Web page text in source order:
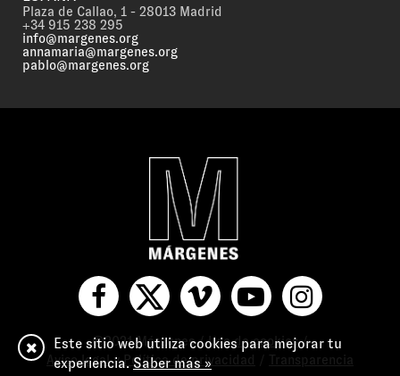
Plaza de Callao, 1 - 28013 Madrid
+34 915 238 295
info@margenes.org
annamaria@margenes.org
pablo@margenes.org
©2021 Márgenes /Uso de cookies/
Aviso legal y Política de privacidad
Transparencia
Este sitio web utiliza cookies para mejorar tu
experiencia.Saber más »